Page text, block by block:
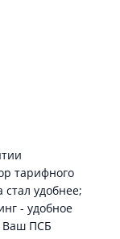
тарифного
удобнее;
- удобное
Ваш ПСБ